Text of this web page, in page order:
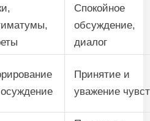
Спокойное
обсуждение,
диалог
Принятие и
уважение